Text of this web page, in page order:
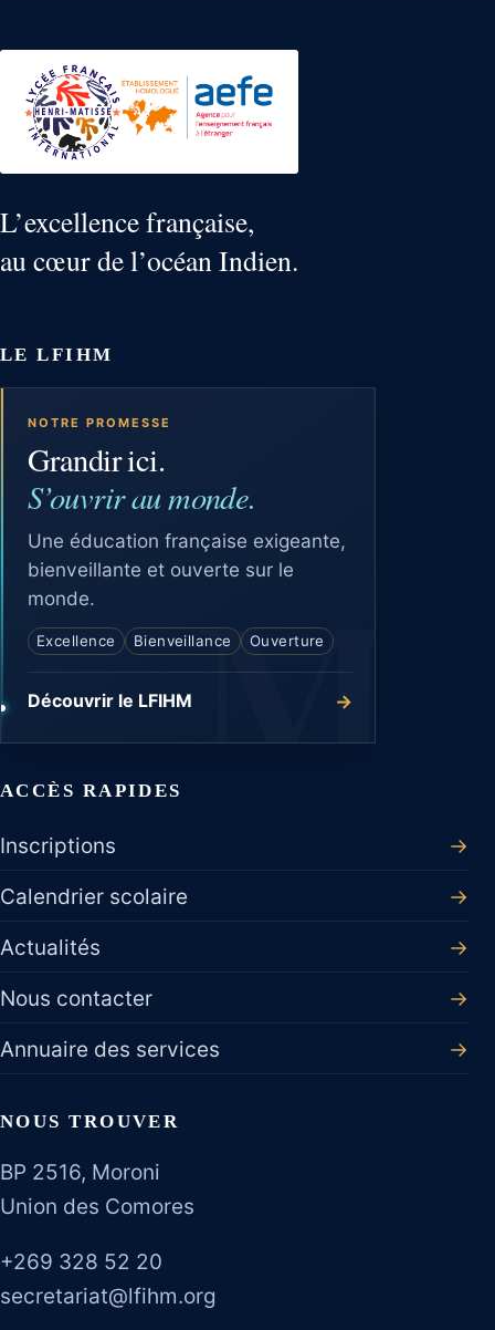
L’excellence française,
au cœur de l’océan Indien.
LE LFIHM
NOTRE PROMESSE
Grandir ici.
S’ouvrir au monde.
Une éducation française exigeante,
bienveillante et ouverte sur le
monde.
Excellence Bienveillance Ouverture
Découvrir le LFIHM →
ACCÈS RAPIDES
Inscriptions
→
Calendrier scolaire
→
Actualités
→
Nous contacter
→
Annuaire des services
→
NOUS TROUVER
BP 2516, Moroni
Union des Comores
+269 328 52 20
secretariat@lfihm.org